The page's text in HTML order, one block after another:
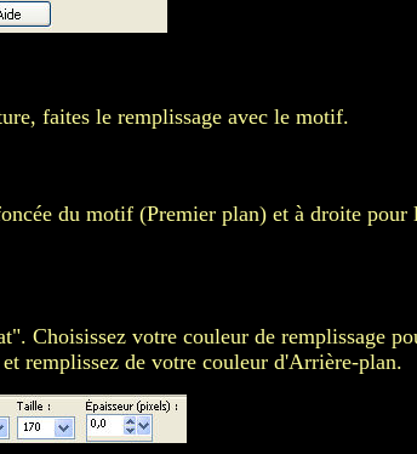
faites le remplissage avec le motif.
du motif (Premier plan) et à droite
Choisissez votre couleur de remplissage
remplissez de votre couleur d'Arrière-plan.